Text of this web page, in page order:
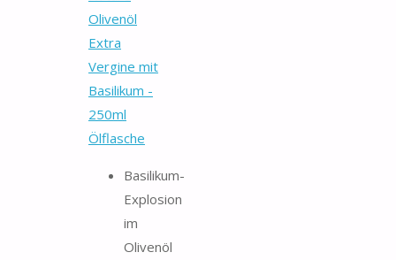
Olivenöl
Extra
Vergine mit
Basilikum -
250ml
Ölflasche
Basilikum-
Explosion
im
Olivenöl